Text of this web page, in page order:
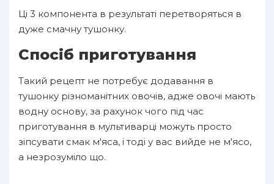
Ці 3 компонента в результаті перетворяться в
дуже смачну тушонку.
Спосіб приготування
Такий рецепт не потребує додавання в
тушонку різноманітних овочів, адже овочі мають
водну основу, за рахунок чого під час
приготування в мультиварці можуть просто
зіпсувати смак м'яса, і тоді у вас вийде не м'ясо,
а незрозуміло що.